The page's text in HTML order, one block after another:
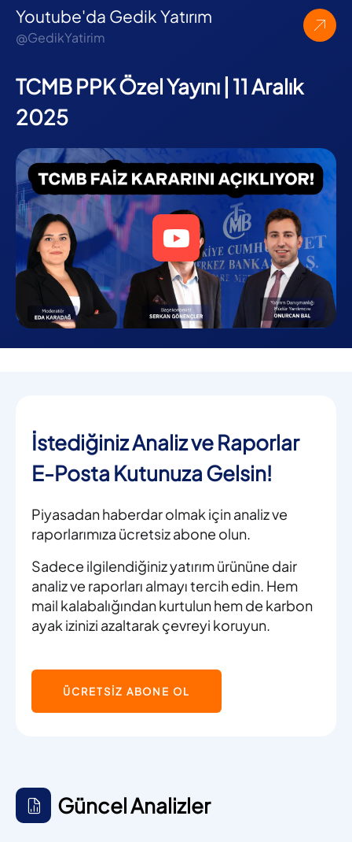
Youtube'da Gedik Yatırım
@GedikYatirim
TCMB PPK Özel Yayını | 11 Aralık
2025
İstediğiniz Analiz ve Raporlar
E-Posta Kutunuza Gelsin!
Piyasadan haberdar olmak için analiz ve
raporlarımıza ücretsiz abone olun.
Sadece ilgilendiğiniz yatırım ürününe dair
analiz ve raporları almayı tercih edin. Hem
mail kalabalığından kurtulun hem de karbon
ayak izinizi azaltarak çevreyi koruyun.
ÜCRETSİZ ABONE OL
Güncel Analizler